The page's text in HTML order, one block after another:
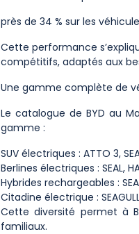
près de 34 % sur les
Cette performance
compétitifs, adaptés aux
Une gamme complète de
Le catalogue de BYD au
gamme :
SUV électriques : ATTO 3,
Berlines électriques : SEAL,
Hybrides rechargeables :
Citadine électrique :
Cette diversité permet à
familiaux.